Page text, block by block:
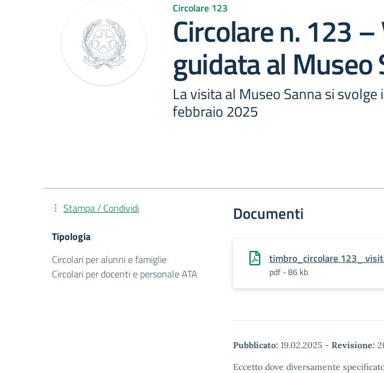
Circolare 123
Circolare n. 123
guidata al Museo
La visita al Museo Sanna si svolge
febbraio 2025
Documenti
timbro_circolare 123_
pdf - 86 kb
Pubblicato: 19.02.2025 - Revisione:
Eccetto dove diversamente
Stampa / Condividi
Tipologia
Circolari per alunni e famiglie
Circolari per docenti e personale ATA